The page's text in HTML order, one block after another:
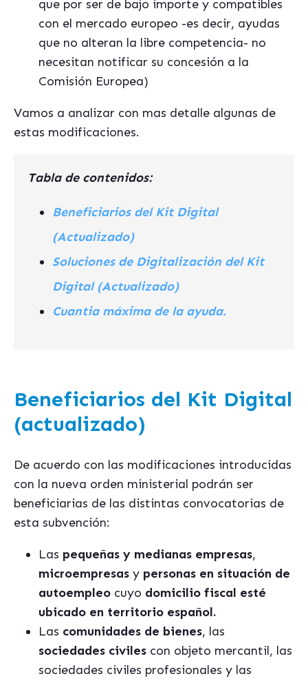
que por ser de bajo importe y compatibles
con el mercado europeo -es decir, ayudas
que no alteran la libre competencia- no
necesitan notificar su concesión a la
Comisión Europea)
Vamos a analizar con mas detalle algunas de
estas modificaciones.
Tabla de contenidos:
Beneficiarios del Kit Digital
(Actualizado)
Soluciones de Digitalización del Kit
Digital (Actualizado)
Cuantia máxima de la ayuda.
Beneficiarios del Kit Digital
(actualizado)
De acuerdo con las modificaciones introducidas
con la nueva orden ministerial podrán ser
beneficiarias de las distintas convocatorias de
esta subvención:
Las pequeñas y medianas empresas,
microempresas y personas en situación de
autoempleo cuyo domicilio fiscal esté
ubicado en territorio español.
Las comunidades de bienes, las
sociedades civiles con objeto mercantil, las
sociedades civiles profesionales y las